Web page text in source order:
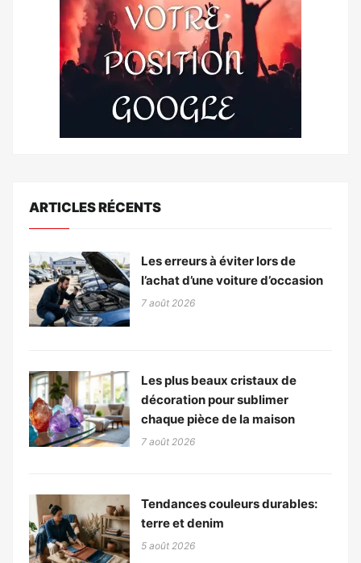
ARTICLES RÉCENTS
Les erreurs à éviter lors de
l’achat d’une voiture d’occasion
7 août 2026
Les plus beaux cristaux de
décoration pour sublimer
chaque pièce de la maison
7 août 2026
Tendances couleurs durables:
terre et denim
5 août 2026